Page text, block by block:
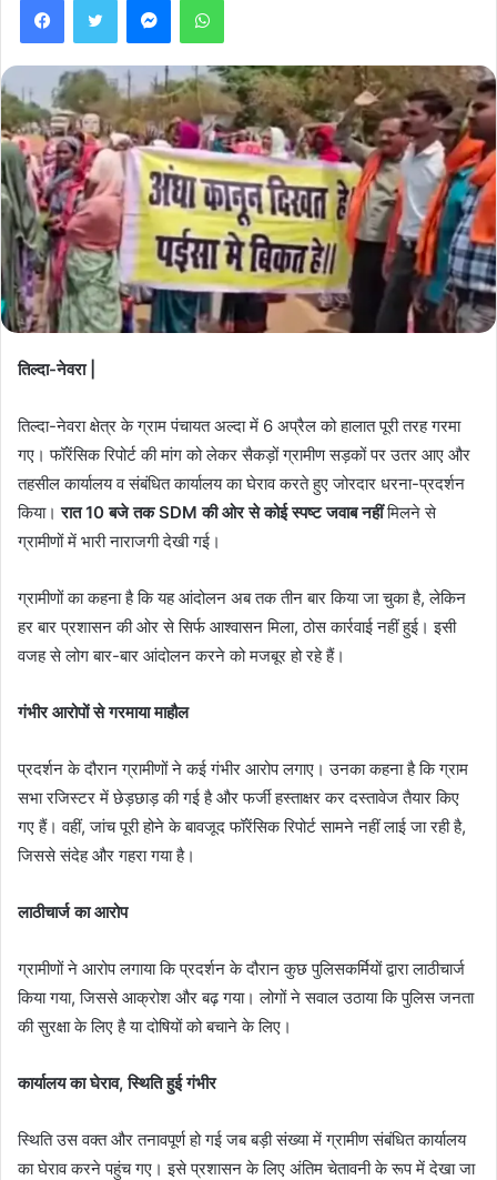
तिल्दा-नेवरा |
तिल्दा-नेवरा क्षेत्र के ग्राम पंचायत अल्दा में 6 अप्रैल को हालात पूरी तरह गरमा
गए। फॉरेंसिक रिपोर्ट की मांग को लेकर सैकड़ों ग्रामीण सड़कों पर उतर आए और
तहसील कार्यालय व संबंधित कार्यालय का घेराव करते हुए जोरदार धरना-प्रदर्शन
किया।रात 10 बजे तक SDM की ओर से कोई स्पष्ट जवाब नहींमिलने से
ग्रामीणों में भारी नाराजगी देखी गई।
ग्रामीणों का कहना है कि यह आंदोलन अब तक तीन बार किया जा चुका है, लेकिन
हर बार प्रशासन की ओर से सिर्फ आश्वासन मिला, ठोस कार्रवाई नहीं हुई। इसी
वजह से लोग बार-बार आंदोलन करने को मजबूर हो रहे हैं।
गंभीर आरोपों से गरमाया माहौल
प्रदर्शन के दौरान ग्रामीणों ने कई गंभीर आरोप लगाए। उनका कहना है कि ग्राम
सभा रजिस्टर में छेड़छाड़ की गई है और फर्जी हस्ताक्षर कर दस्तावेज तैयार किए
गए हैं। वहीं, जांच पूरी होने के बावजूद फॉरेंसिक रिपोर्ट सामने नहीं लाई जा रही है,
जिससे संदेह और गहरा गया है।
लाठीचार्ज का आरोप
ग्रामीणों ने आरोप लगाया कि प्रदर्शन के दौरान कुछ पुलिसकर्मियों द्वारा लाठीचार्ज
किया गया, जिससे आक्रोश और बढ़ गया। लोगों ने सवाल उठाया कि पुलिस जनता
की सुरक्षा के लिए है या दोषियों को बचाने के लिए।
कार्यालय का घेराव, स्थिति हुई गंभीर
स्थिति उस वक्त और तनावपूर्ण हो गई जब बड़ी संख्या में ग्रामीण संबंधित कार्यालय
का घेराव करने पहुंच गए। इसे प्रशासन के लिए अंतिम चेतावनी के रूप में देखा जा